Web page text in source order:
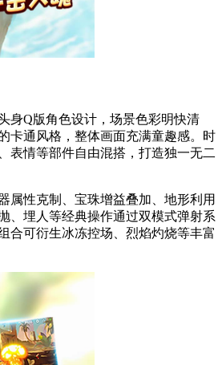
身Q版角色设计，场景色彩明快清
卡通风格，整体画面充满童趣感。时
表情等部件自由混搭，打造独一无二
属性克制、宝珠增益叠加、地形利用
、埋人等经典操作通过双模式弹射系
合可衍生冰冻控场、烈焰灼烧等丰富